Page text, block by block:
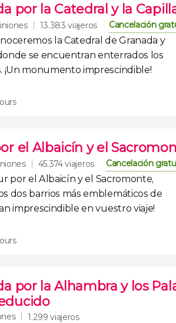
por la Catedral y la
13.383 viajeros Cancelación
la Catedral de Granada y
se encuentran enterrados los
. ¡Un monumento imprescindible!
el Albaicín y el
45.374 viajeros Cancelación
por el Albaicín y el Sacromonte,
dos barrios más emblemáticos de
imprescindible en vuestro viaje!
por la Alhambra y los
1.299 viajeros